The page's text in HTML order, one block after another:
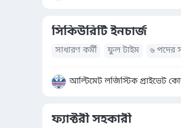
সিকিউরিটি ইনচার্জ
সাধারণ কর্মী ফুল টাইম ৬ পদের
আল্টিমেট লজিস্টিক প্রাইভেট
ফ্যাক্টরী সহকারী